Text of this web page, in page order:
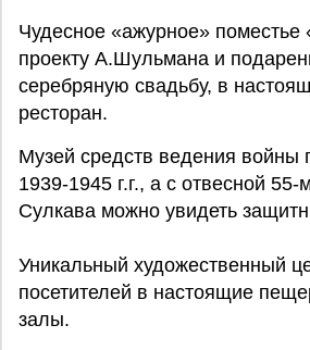
Чудесное «ажурное» поместье
проекту А.Шульмана и
серебряную свадьбу, в
ресторан.
Музей средств ведения войны
1939-1945 г.г., а с отвесной
Сулкава можно увидеть
Уникальный художественный
посетителей в настоящие
залы.